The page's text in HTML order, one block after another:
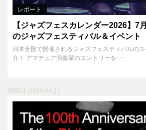
レポート
【ジャズフェスカレンダー2026】7
のジャズフェスティバル＆イベント
日本全国で開催されるジャズフェスティバルの
介！ アマチュア演奏家のエントリーを･･･
投稿日 : 2026.04.21